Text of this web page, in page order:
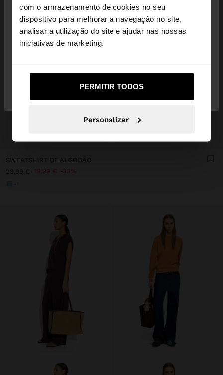
com o armazenamento de cookies no seu
dispositivo para melhorar a navegação no site,
analisar a utilização do site e ajudar nas nossas
iniciativas de marketing.
PERMITIR TODOS
Personalizar
Está a aceder ao site a partir de Portugal. Deseja
navegar no nosso site United States?
SWEATSHIRT DE ALGODÃO
29,99 €
19,99 € 33%